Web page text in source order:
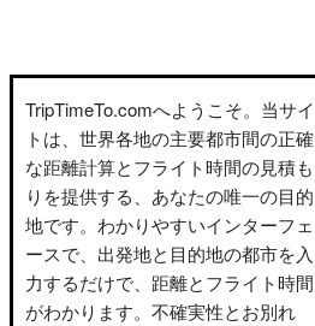
TripTimeTo.comへようこそ。当サイ
トは、世界各地の主要都市間の正確
な距離計算とフライト時間の見積も
りを提供する、あなたの唯一の目的
地です。わかりやすいインターフェ
ースで、出発地と目的地の都市を入
力するだけで、距離とフライト時間
がわかります。不確実性とお別れ